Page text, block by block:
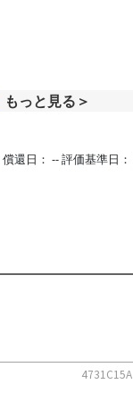
もっと見る＞
償還日： -- 評価基準日：
4731C15A